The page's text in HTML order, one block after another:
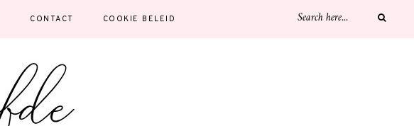
CONTACT COOKIE BELEID